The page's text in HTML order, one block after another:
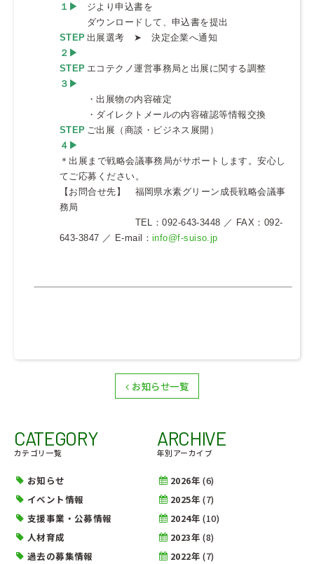
CATEGORY
カテゴリ一覧
お知らせ
イベント情報
支援事業・公募情報
人材育成
過去の募集情報
ARCHIVE
年別アーカイブ
2026年 (6)
2025年 (7)
2024年 (10)
2023年 (8)
2022年 (7)
１▶
ジより申込書を
ダウンロードして、申込書を提出
STEP
２▶
出展選考 ➤ 決定企業へ通知
STEP
３▶
エコテクノ運営事務局と出展に関する調整
・出展物の内容確定
・ダイレクトメールの内容確認等情報交換
STEP
４▶
ご出展（商談・ビジネス展開）
＊出展まで戦略会議事務局がサポートします。安心し
てご応募ください。
【お問合せ先】 福岡県水素グリーン成長戦略会議事
務局
TEL：092-643-3448 ／ FAX：092-
643-3847 ／ E-mail：info@f-suiso.jp
お知らせ一覧